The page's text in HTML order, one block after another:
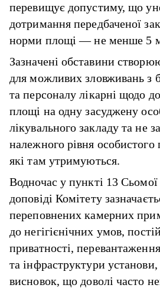
перевищує допустиму, що
дотримання передбаченої
норми площі — не менше 5
Зазначені обставини
для можливих зловживань з
та персоналу лікарні щодо
площі на одну засуджену
лікувального закладу та не
належного рівня особистого
які там утримуються.
Водночас у пункті 13 Сьомої
доповіді Комітету
переповнених камерних
до негігієнічних умов,
приватності,
та інфраструктури установи,
висновок, що доволі часто